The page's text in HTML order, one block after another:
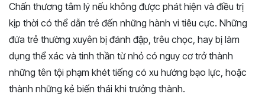
Chấn thương tâm lý nếu không được phát hiện và điều trị
kịp thời có thể dẫn trẻ đến những hành vi tiêu cực. Những
đứa trẻ thường xuyên bị đánh đập, trêu chọc, hay bị làm
dụng thể xác và tinh thần từ nhỏ có nguy cơ trở thành
những tên tội phạm khét tiếng có xu hướng bạo lực, hoặc
thành những kẻ biến thái khi trưởng thành.